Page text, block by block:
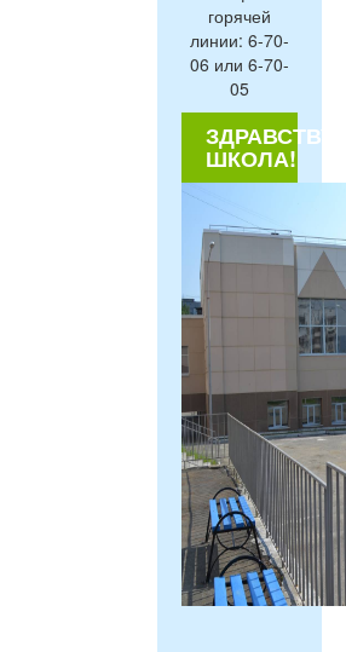
горячей
линии: 6-70-
06 или 6-70-
05
ШКОЛА!